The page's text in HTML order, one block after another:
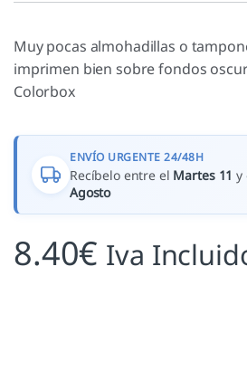
Muy pocas almohadillas o
imprimen bien sobre fondos
Colorbox
ENVÍO URGENTE 24/48H
Recíbelo entre el Martes 11 y
Agosto
8.40€ Iva